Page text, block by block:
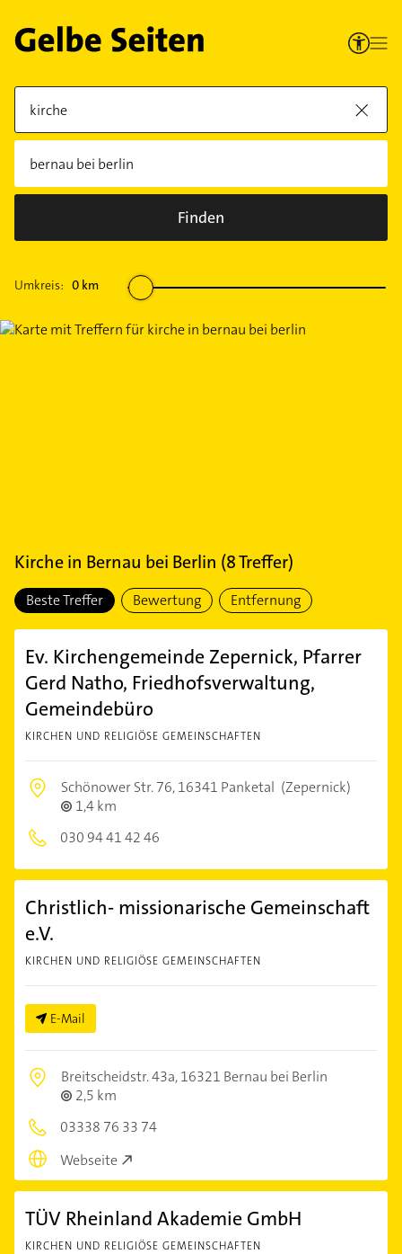
Finden
Umkreis: 0 km
Kirchein Bernau bei Berlin (8Treffer)
Beste Treffer Bewertung Entfernung
Ev. Kirchengemeinde Zepernick, Pfarrer
Gerd Natho, Friedhofsverwaltung,
Gemeindebüro
KIRCHEN UND RELIGIÖSE GEMEINSCHAFTEN
Schönower Str. 76,16341 Panketal (Zepernick)
1,4 km
030 94 41 42 46
Christlich- missionarische Gemeinschaft
e.V.
KIRCHEN UND RELIGIÖSE GEMEINSCHAFTEN
E-Mail
Breitscheidstr. 43a,16321 Bernau bei Berlin
2,5 km
03338 76 33 74
Webseite
TÜV Rheinland Akademie GmbH
KIRCHEN UND RELIGIÖSE GEMEINSCHAFTEN